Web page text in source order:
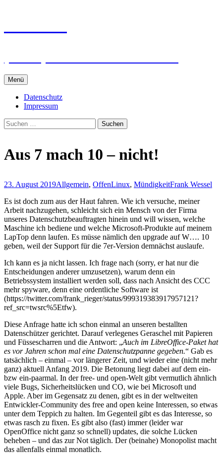
Menü
Datenschutz
Impressum
Suchen
nach:
Aus 7 mach 10 – nicht!
23. August 2019Allgemein, OffenLinux, MündigkeitFrank Wessel
Es ist doch zum aus der Haut fahren. Wie ich versuche, meiner
Arbeit nachzugehen, schleicht sich ein Mensch von der Firma
unseres Datenschutzbeauftragten hinein und will wissen, welche
Maschine ich bediene und welche Microsoft-Produkte auf meinem
LapTop denn laufen. Es müsse nämlich den upgrade auf W…. 10
geben, weil der Support für die 7er-Version demnächst auslaufe.
Ich kann es ja nicht lassen. Ich frage nach (sorry, er hat nur die
Entscheidungen anderer umzusetzen), warum denn ein
Betriebssystem installiert werden soll, dass nach Ansicht des CCC
mehr spyware, denn eine ordentliche Software ist
(https://twitter.com/frank_rieger/status/999319383917957121?
ref_src=twsrc%5Etfw).
Diese Anfrage hatte ich schon einmal an unseren bestallten
Datenschützer gerichtet. Darauf verlegenes Geraschel mit Papieren
und Füssescharren und die Antwort: „Auch im LibreOffice-Paket hat
es vor Jahren schon mal eine Datenschutzpanne gegeben.“ Gab es
tatsächlich – einmal – vor längerer Zeit, und wieder eine (nicht mehr
ganz) aktuell Anfang 2019. Die Betonung liegt dabei auf dem ein-
bzw ein-paarmal. In der free- und open-Welt gibt vermutlich ähnlich
viele Bugs, Sicherheitslücken und CO, wie bei Microsoft und
Apple. Aber im Gegensatz zu denen, gibt es in der weltweiten
Entwickler-Community des free and open keine Interessen, so etwas
unter dem Teppich zu halten. Im Gegenteil gibt es das Interesse, so
etwas rasch zu fixen. Es gibt also (fast) immer (leider war
OpenOffice nicht ganz so schnell) updates, die solche Lücken
beheben – und das zur Not täglich. Der (beinahe) Monopolist macht
das allenfalls einmal monatlich.